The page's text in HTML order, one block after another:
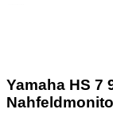
Yamaha HS 7